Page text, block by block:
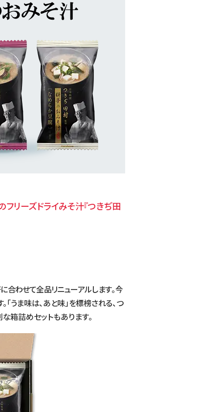
リーズドライみそ汁『つきぢ田
合わせて全品リニューアルします。今
うま味は、あと味」を標榜される、つ
な箱詰めセットもあります。